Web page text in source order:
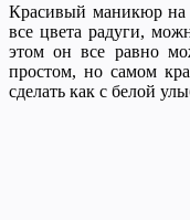
Красивый маникюр на
все цвета радуги,
этом он все равно
простом, но самом
сделать как с белой